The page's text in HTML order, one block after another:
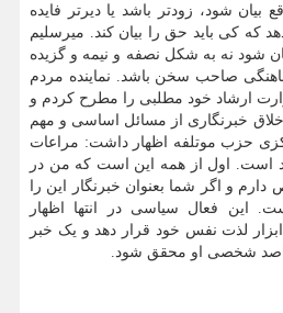
بیان شود، زودتر باشد یا دیرتر فایده
که کی باید حق را بیان کند. میرسلیم
شود نه به شکل نصفه و نیمه و گزیده
صاحب سخن باشد. نماینده مردم
ارشاد خود مطلبی را مطرح کردم و
خبرنگاری از مسائل اساسی و مهم
حزب موتلفه اظهار داشت: مراعات
است. اول از همه این است که من در
دارم و اگر شما بعنوان خبرنگار این را
این فعال سیاسی در انتها اظهار
لذت نفس خود قرار دهد و یک خبر
شخصی او محقق شود.